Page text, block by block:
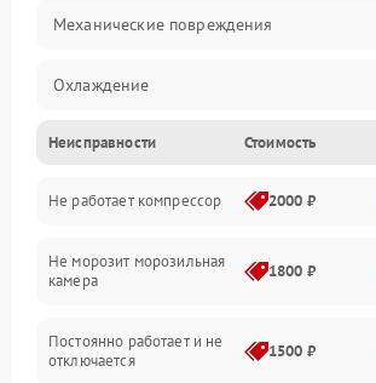
Механические повреждения
Охлаждение
Механика
Электропитание
Дренаж
Неисправности Стоимость
Не работает компрессор 2000 ₽
Не морозит морозильная
камера
1800 ₽
Постоянно работает и не
отключается
1500 ₽